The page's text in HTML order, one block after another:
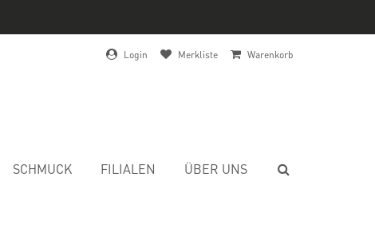
Login Merkliste Warenkorb
SCHMUCK FILIALEN ÜBER UNS